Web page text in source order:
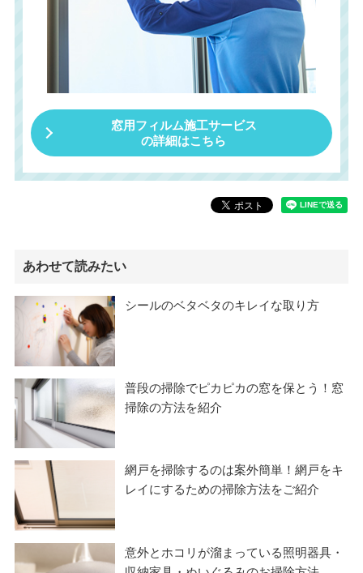
窓用フィルム施工サービス
の詳細はこちら
あわせて読みたい
シールのベタベタのキレイな取り方
普段の掃除でピカピカの窓を保とう！窓
掃除の方法を紹介
網戸を掃除するのは案外簡単！網戸をキ
レイにするための掃除方法をご紹介
意外とホコリが溜まっている照明器具・